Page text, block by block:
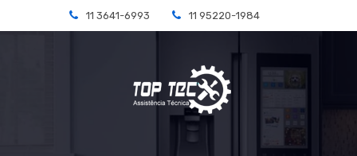
11 3641-6993 11 95220-1984